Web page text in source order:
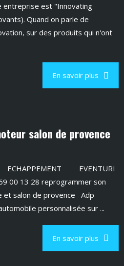
est "Innovating
Quand on parle de
sur des produits qui n'ont
En savoir plus
salon de provence
EVENTURI
00 13 28 reprogrammer son
et salon de provence Adp
personnalisée sur ...
En savoir plus